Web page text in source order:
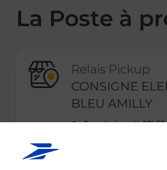
La Poste à
Relais Pickup
CONSIGNE
BLEU AMILLY
Ouvert-jusqu'à 23h59